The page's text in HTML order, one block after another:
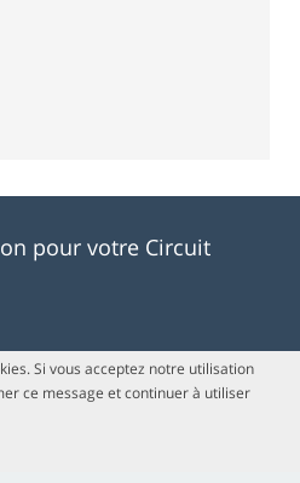
pour votre Circuit
Si vous acceptez notre utilisation
ce message et continuer à utiliser